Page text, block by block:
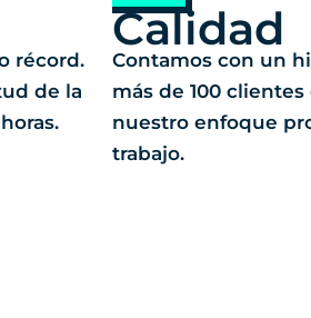
récord.
de la
Calidad
Contamos con un
más de 100
nuestro enfoque
trabajo.